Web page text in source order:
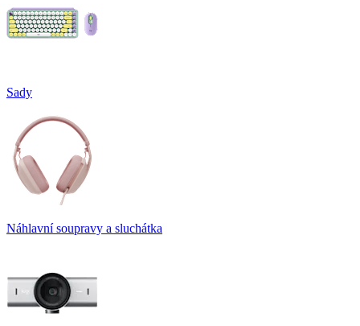
Sady
Náhlavní soupravy a sluchátka